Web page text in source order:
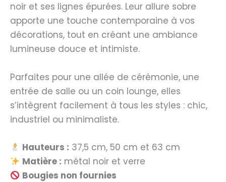
noir et ses lignes épurées. Leur allure sobre
apporte une touche contemporaine à vos
décorations, tout en créant une ambiance
lumineuse douce et intimiste.
Parfaites pour une allée de cérémonie, une
entrée de salle ou un coin lounge, elles
s’intègrent facilement à tous les styles : chic,
industriel ou minimaliste.
Hauteurs : 37,5 cm, 50 cm et 63 cm
Matière : métal noir et verre
Bougies non fournies